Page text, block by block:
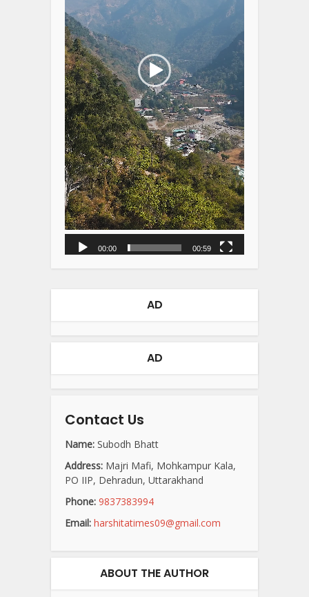
00:00 00:59
AD
AD
Contact Us
Name: Subodh Bhatt
Address: Majri Mafi, Mohkampur Kala,
PO IIP, Dehradun, Uttarakhand
Phone: 9837383994
Email: harshitatimes09@gmail.com
ABOUT THE AUTHOR